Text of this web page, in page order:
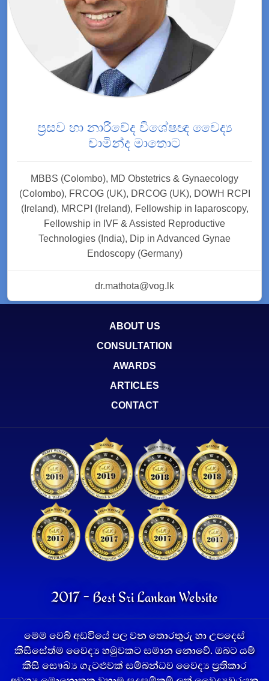
ප්‍රසව හා නාරිවේද විශේෂඥ වෛද්‍ය
චාමින්ද මාතොට
MBBS (Colombo), MD Obstetrics & Gynaecology
(Colombo), FRCOG (UK), DRCOG (UK), DOWH RCPI
(Ireland), MRCPI (Ireland), Fellowship in laparoscopy,
Fellowship in IVF & Assisted Reproductive
Technologies (India), Dip in Advanced Gynae
Endoscopy (Germany)
dr.mathota@vog.lk
ABOUT US
CONSULTATION
AWARDS
ARTICLES
CONTACT
2017 - Best Sri Lankan Website
මෙම වෙබ් අඩවියේ පල වන තොරතුරු හා උපදෙස්
කිසිසේත්ම වෛද්‍ය හමුවකට සමාන නොවේ. ඔබට යම්
කිසි සෞඛ්‍ය ගැටළුවක් සම්බන්ධව වෛද්‍ය ප්‍රතිකාර